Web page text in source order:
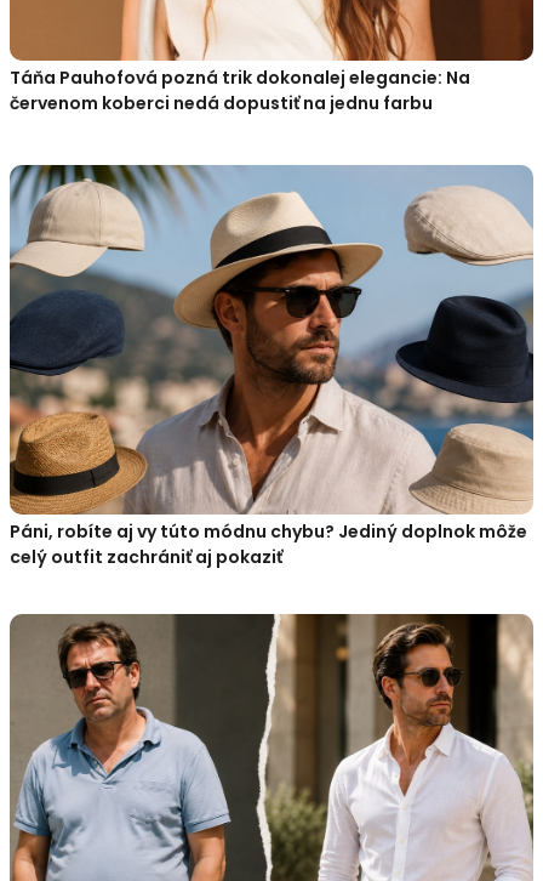
Táňa Pauhofová pozná trik dokonalej elegancie: Na
červenom koberci nedá dopustiť na jednu farbu
Páni, robíte aj vy túto módnu chybu? Jediný doplnok môže
celý outfit zachrániť aj pokaziť